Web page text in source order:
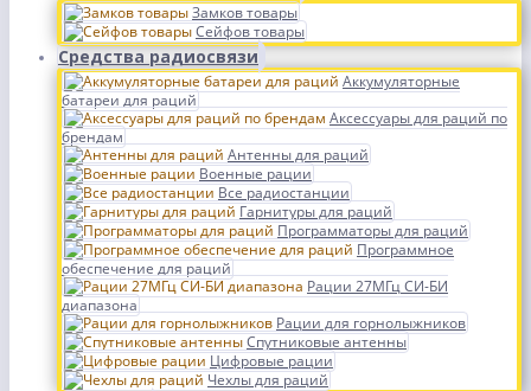
Замков товары
Сейфов товары
Средства радиосвязи
Аккумуляторные
батареи для раций
Аксессуары для раций по
брендам
Антенны для раций
Военные рации
Все радиостанции
Гарнитуры для раций
Программаторы для раций
Программное
обеспечение для раций
Рации 27МГц СИ-БИ
диапазона
Рации для горнолыжников
Спутниковые антенны
Цифровые рации
Чехлы для раций